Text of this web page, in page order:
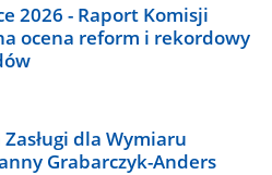
2026 - Raport Komisji
ocena reform i rekordowy
dla Wymiaru
Grabarczyk-Anders